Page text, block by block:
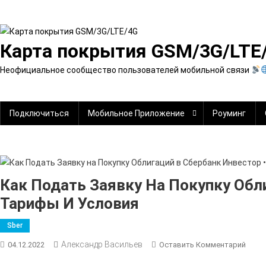
содержимому
Карта покрытия GSM/3G/
Неофициальное сообщество пользователей мобильной связи
Подключиться Мобильное Приложение Роуминг
Как Подать Заявку На Покупку
Тарифы И Условия
Sber
04.12.2022 Александр Васильев Оставить Комментарий